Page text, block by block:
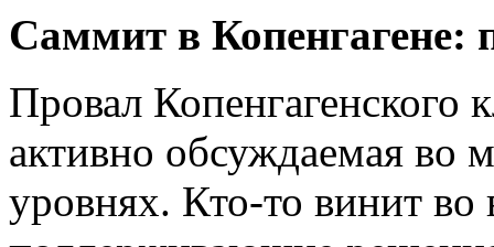
Саммит в Копенгагене:
Провал Копенгагенского
активно обсуждаемая во
уровнях. Кто-то винит